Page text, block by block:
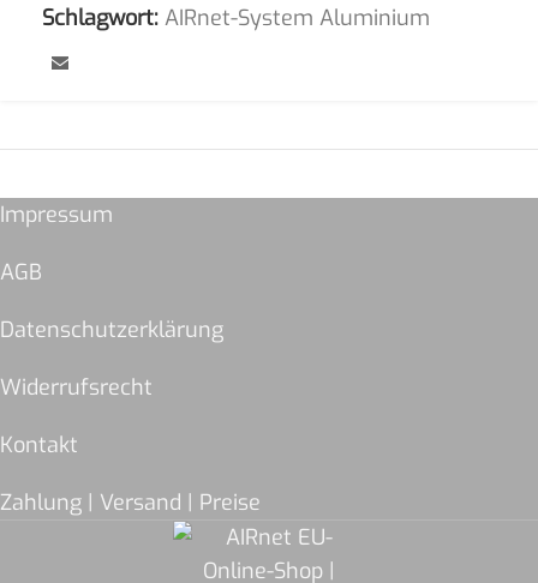
Schlagwort: AIRnet-System Aluminium
Impressum
AGB
Datenschutzerklärung
Widerrufsrecht
Kontakt
Zahlung | Versand | Preise